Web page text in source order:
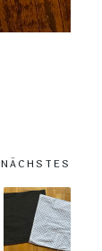
NÄCHSTES